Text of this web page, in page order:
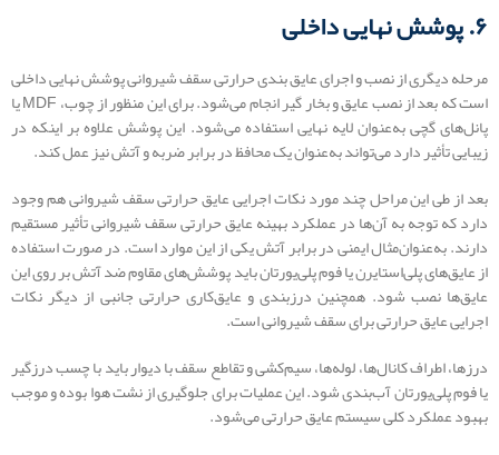
۶. پوشش نهایی داخلی
مرحله دیگری از نصب و اجرای عایق بندی حرارتی سقف شیروانی پوشش نهایی داخلی
است که بعد از نصب عایق و بخار گیر انجام می‌شود. برای این منظور از چوب، MDF یا
پانل‌های گچی به‌عنوان لایه نهایی استفاده می‌شود. این پوشش علاوه بر اینکه در
زیبایی تأثیر دارد می‌تواند به‌عنوان یک محافظ در برابر ضربه و آتش نیز عمل کند.
بعد از طی این مراحل چند مورد نکات اجرایی عایق حرارتی سقف شیروانی هم وجود
دارد که توجه به آن‌ها در عملکرد بهینه عایق حرارتی سقف شیروانی تأثیر مستقیم
دارند. به‌عنوان‌مثال ایمنی در برابر آتش یکی از این موارد است. در صورت استفاده
از عایق‌های پلی‌استایرن یا فوم پلی‌یورتان باید پوشش‌های مقاوم ضد آتش بر روی این
عایق‌ها نصب شود. همچنین درزبندی و عایق‌کاری حرارتی جانبی از دیگر نکات
اجرایی عایق حرارتی برای سقف شیروانی است.
درزها، اطراف کانال‌ها، لوله‌ها، سیم‌کشی و تقاطع سقف با دیوار باید با چسب درزگیر
یا فوم پلی‌یورتان آب‌بندی شود. این عملیات برای جلوگیری از نشت هوا بوده و موجب
بهبود عملکرد کلی سیستم عایق حرارتی می‌شود.